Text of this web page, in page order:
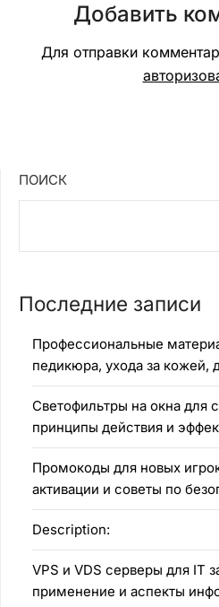
Добавить
Для отправки
ПОИСК
Последние записи
Профессиональные
педикюра, ухода за кожей,
Светофильтры на окна для
принципы действия и
Промокоды для новых
активации и советы по
Description:
VPS и VDS серверы для IT
применение и аспекты